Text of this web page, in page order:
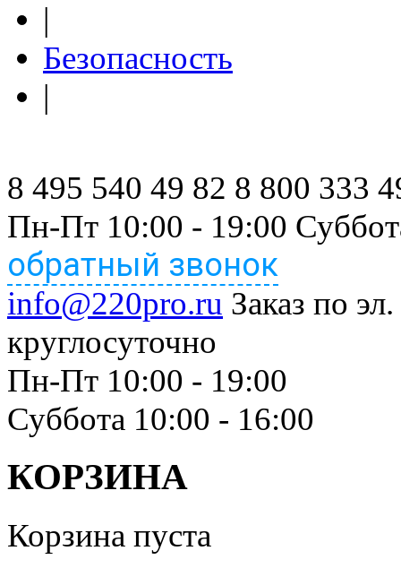
|
Безопасность
|
8 495 540 49 82 8 800 333
Пн-Пт 10:00 - 19:00
обратный звонок
info@220pro.ru Заказ по
круглосуточно
Пн-Пт 10:00 - 19:00
Суббота 10:00 - 16:00
КОРЗИНА
Корзина пуста